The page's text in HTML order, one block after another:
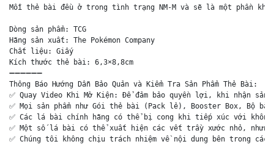
Mỗi thẻ bài đều ở trong tình trạng NM-M và sẽ là một phần
Dòng sản phẩm: TCG
Hãng sản xuất: The Pokémon Company
Chất liệu: Giấy
Kích thước thẻ bài: 6,3×8,8cm
➖➖➖➖➖➖
Thông Báo Hướng Dẫn Bảo Quản và Kiểm Tra Sản Phẩm Thẻ Bài:
✅ Quay Video Khi Mở Kiện: Để đảm bảo quyền lợi, khi nhận
✅ Mọi sản phẩm như Gói thẻ bài (Pack lẻ), Booster Box, Bộ
✅ Các lá bài chính hãng có thể bị cong khi tiếp xúc với
✅ Một số lá bài có thể xuất hiện các vết trầy xước nhỏ,
✅ Chúng tôi không chịu trách nhiệm về nội dung bên trong